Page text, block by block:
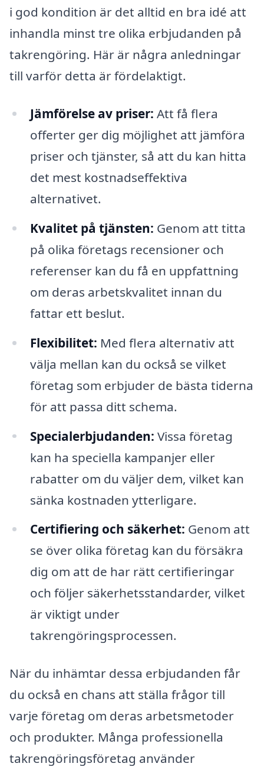
i god kondition är det alltid en bra idé att
inhandla minst tre olika erbjudanden på
takrengöring. Här är några anledningar
till varför detta är fördelaktigt.
Jämförelse av priser: Att få flera
offerter ger dig möjlighet att jämföra
priser och tjänster, så att du kan hitta
det mest kostnadseffektiva
alternativet.
Kvalitet på tjänsten: Genom att titta
på olika företags recensioner och
referenser kan du få en uppfattning
om deras arbetskvalitet innan du
fattar ett beslut.
Flexibilitet: Med flera alternativ att
välja mellan kan du också se vilket
företag som erbjuder de bästa tiderna
för att passa ditt schema.
Specialerbjudanden: Vissa företag
kan ha speciella kampanjer eller
rabatter om du väljer dem, vilket kan
sänka kostnaden ytterligare.
Certifiering och säkerhet: Genom att
se över olika företag kan du försäkra
dig om att de har rätt certifieringar
och följer säkerhetsstandarder, vilket
är viktigt under
takrengöringsprocessen.
När du inhämtar dessa erbjudanden får
du också en chans att ställa frågor till
varje företag om deras arbetsmetoder
och produkter. Många professionella
takrengöringsföretag använder